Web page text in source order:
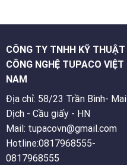
CÔNG TY TNHH KỸ THUẬT
CÔNG NGHỆ TUPACO VIỆT
NAM
Địa chỉ: 58/23 Trần Bình- Mai
Dịch - Cầu giấy - HN
Mail: tupacovn@gmail.com
Hotline:0817968555-
0817968555